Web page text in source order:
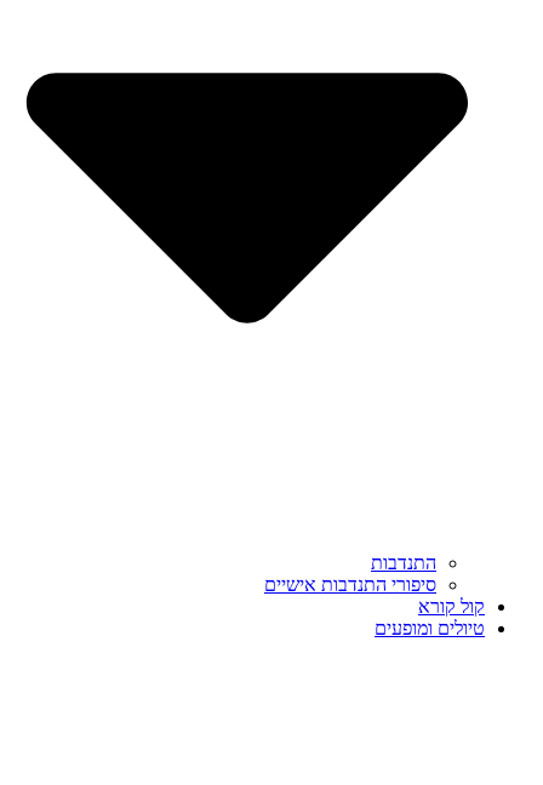
התנדבות
סיפורי התנדבות אישיים
קול קורא
טיולים ומופעים